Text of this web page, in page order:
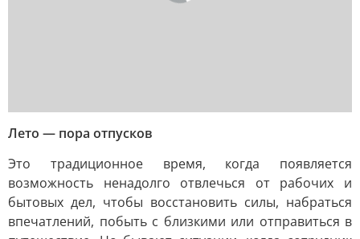
Лето — пора отпусков
Это традиционное время, когда появляется
возможность ненадолго отвлечься от рабочих и
бытовых дел, чтобы восстановить силы, набраться
впечатлений, побыть с близкими или отправиться в